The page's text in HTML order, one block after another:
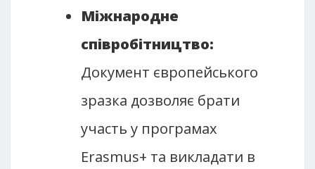
Міжнародне
співробітництво:
Документ європейського
зразка дозволяє брати
участь у програмах
Erasmus+ та викладати в